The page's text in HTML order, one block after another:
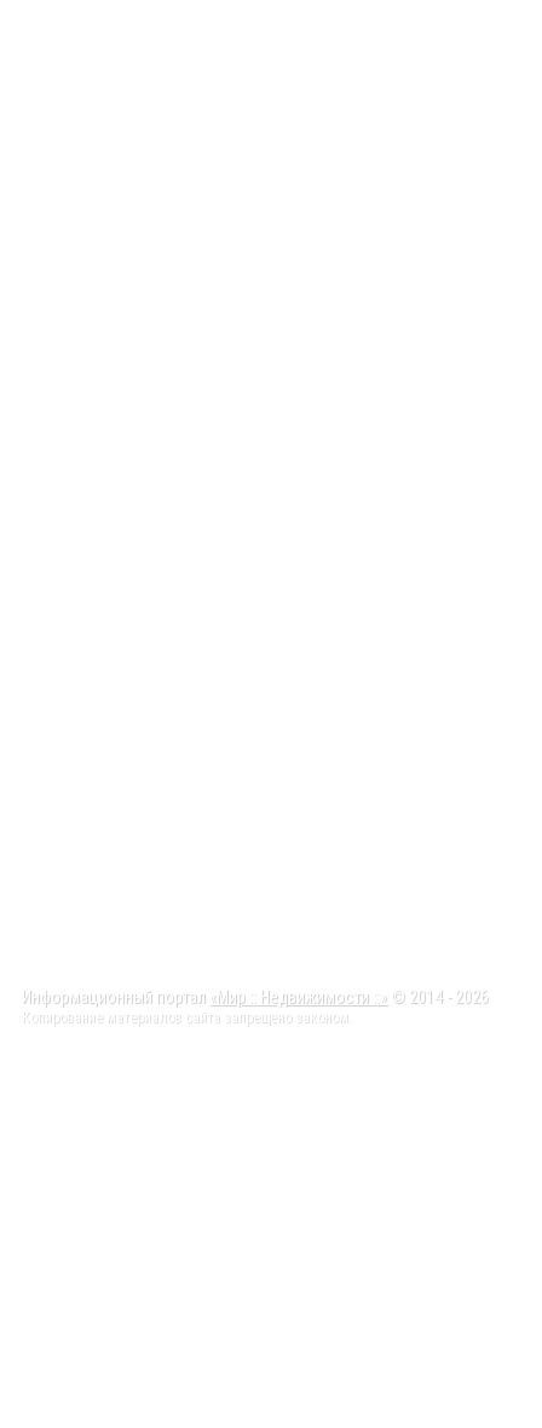
Информационный портал «Мир :: Недвижимости ::» © 2014 - 2026
Копирование материалов сайта запрещено законом.